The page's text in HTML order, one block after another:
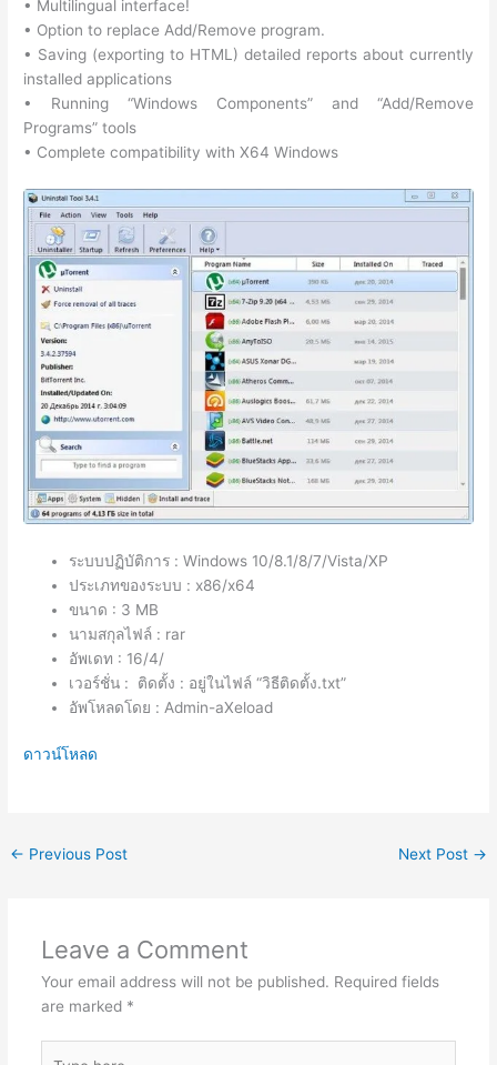
• Multilingual interface!
• Option to replace Add/Remove program.
• Saving (exporting to HTML) detailed reports about currently
installed applications
• Running “Windows Components” and “Add/Remove
Programs” tools
• Complete compatibility with X64 Windows
ระบบปฏิบัติการ : Windows 10/8.1/8/7/Vista/XP
ประเภทของระบบ : x86/x64
ขนาด : 3 MB
นามสกุลไฟล์ : rar
อัพเดท : 16/4/
เวอร์ชั่น : ติดตั้ง : อยู่ในไฟล์ “วิธีติดตั้ง.txt”
อัพโหลดโดย : Admin-aXeload
ดาวน์โหลด
← Previous Post Next Post →
Leave a Comment
Your email address will not be published. Required fields
are marked *